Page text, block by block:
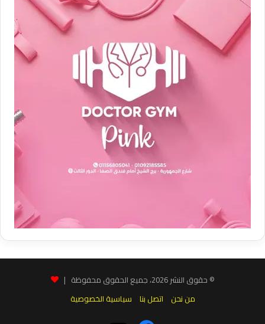
© حقوق النشر 2026، جميع الحقوق محفوظة |
من نحن
اتصل بنا سياسية الخصوصية